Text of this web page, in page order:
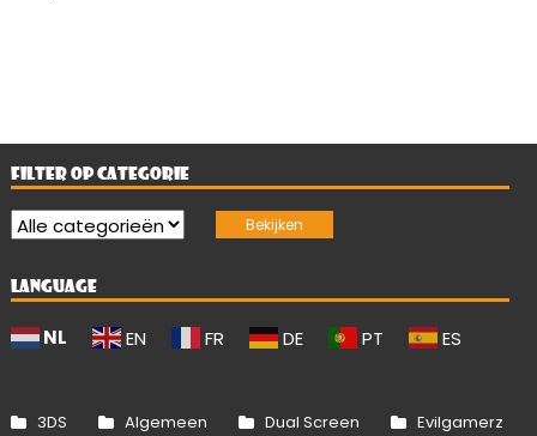
FILTER OP CATEGORIE
LANGUAGE
NL EN FR DE PT ES
3DS Algemeen Dual Screen Evilgamerz